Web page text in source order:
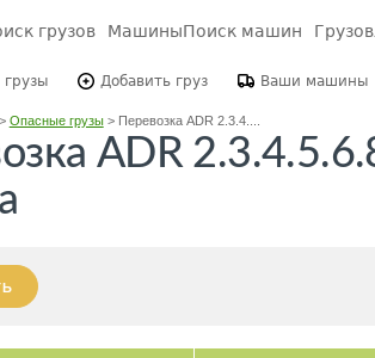
грузов МашиныПоиск машин
Добавить груз Ваши машины
Опасные грузы> Перевозка АDR 2.3.4....
АDR